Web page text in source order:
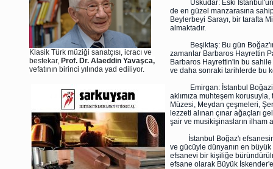
Klasik Türk müziği sanatçısı, icracı ve
bestekar, Prof. Dr. Alaeddin Yavaşca,
vefatının birinci yılında yad ediliyor.
Üsküdar: Eski İstanbul'un
de en güzel manzarasına
Beylerbeyi Sarayı, bir tarafta
almaktadır.
Beşiktaş: Bu gün Boğaz'ın
zamanlar Barbaros Hayrettin
Barbaros Hayrettin'in bu
ve daha sonraki tarihlerde bu
Emirgan: İstanbul Boğaziçi
aklımıza muhteşem
Müzesi, Meydan çeşmeleri,
lezzeti alınan çınar ağaçları
şair ve musikişinasların ilham
İstanbul Boğaz'ı efsanesine
ve gücüyle dünyanın en
efsanevi bir kişiliğe
efsane olarak Büyük